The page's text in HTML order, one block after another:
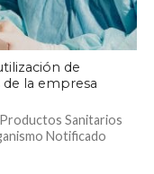
de
la empresa
Sanitarios
Notificado